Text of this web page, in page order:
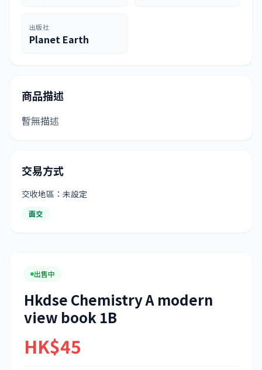
出版社
Planet Earth
商品描述
暫無描述
交易方式
交收地區：未設定
面交
出售中
Hkdse Chemistry A modern
view book 1B
HK$45